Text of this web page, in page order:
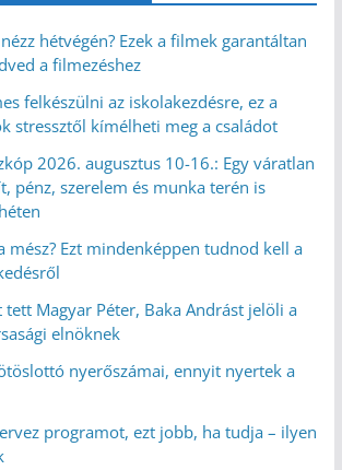
hétvégén? Ezek a filmek garantáltan
a filmezéshez
felkészülni az iskolakezdésre, ez a
stressztől kímélheti meg a családot
2026. augusztus 10-16.: Egy váratlan
pénz, szerelem és munka terén is
mész? Ezt mindenképpen tudnod kell a
tett Magyar Péter, Baka Andrást jelöli a
elnöknek
nyerőszámai, ennyit nyertek a
programot, ezt jobb, ha tudja – ilyen